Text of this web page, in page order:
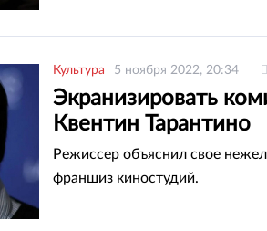
Культура 5 ноября 2022, 20:34
Экранизировать
Квентин Тарантино
Режиссер объяснил свое
франшиз киностудий.